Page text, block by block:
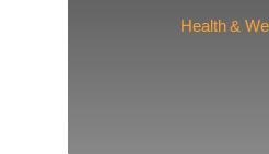
Health &